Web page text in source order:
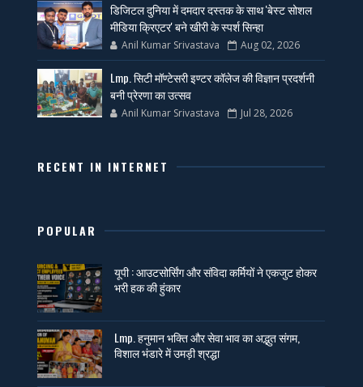
डिजिटल दुनिया में दमदार दस्तक के साथ 'बेस्ट सोशल
मीडिया क्रिएटर' बने खीरी के स्पर्श सिन्हा
Anil Kumar Srivastava Aug 02, 2026
Lmp. सिटी मॉण्टेसरी इण्टर कॉलेज की विज्ञान प्रदर्शनी
बनी प्रेरणा का उत्सव
Anil Kumar Srivastava Jul 28, 2026
RECENT IN INTERNET
POPULAR
यूपी : आउटसोर्सिंग और संविदा कर्मियों ने एकजुट होकर
भरी हक की हुंकार
Lmp. हनुमान भक्ति और सेवा भाव का अद्भुत संगम,
विशाल भंडारे में उमड़ी श्रद्धा